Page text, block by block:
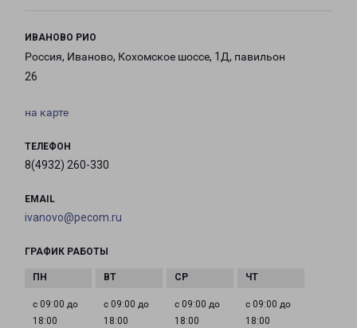
ИВАНОВО РИО
Россия, Иваново, Кохомское шоссе, 1Д, павильон
26
на карте
ТЕЛЕФОН
8(4932) 260-330
EMAIL
ivanovo@pecom.ru
ГРАФИК РАБОТЫ
с 09:00 до
18:00
с 09:00 до
18:00
с 09:00 до
18:00
с 09:00 до
18:00